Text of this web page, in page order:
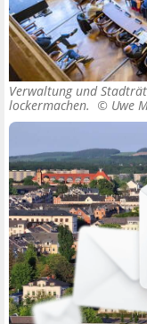
Verwaltung und
lockermachen. © Uwe